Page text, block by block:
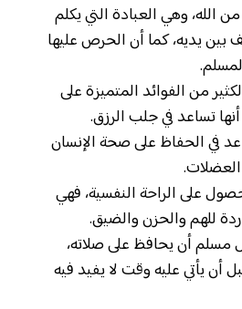
الله، وهي العبادة التي يكلم
بين يديه، كما أن الحرص عليها
من الفوائد المتميزة على
تساعد في جلب الرزق.
في الحفاظ على صحة الإنسان
العضلات.
على الراحة النفسية، فهي
للهم والحزن والضيق.
أن يحافظ على صلاته،
أن يأتي عليه وقت لا يفيد فيه